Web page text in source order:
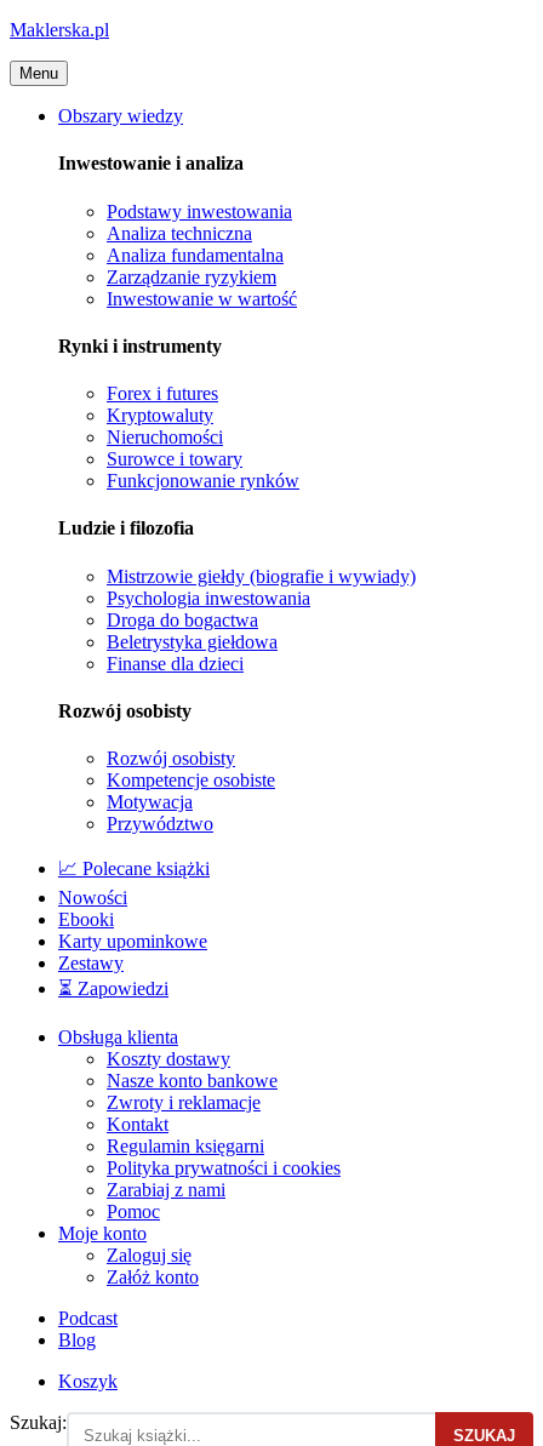
Maklerska.pl
Menu
Obszary wiedzy
Inwestowanie i analiza
Podstawy inwestowania
Analiza techniczna
Analiza fundamentalna
Zarządzanie ryzykiem
Inwestowanie w wartość
Rynki i instrumenty
Forex i futures
Kryptowaluty
Nieruchomości
Surowce i towary
Funkcjonowanie rynków
Ludzie i filozofia
Mistrzowie giełdy (biografie i wywiady)
Psychologia inwestowania
Droga do bogactwa
Beletrystyka giełdowa
Finanse dla dzieci
Rozwój osobisty
Rozwój osobisty
Kompetencje osobiste
Motywacja
Przywództwo
📈 Polecane książki
Nowości
Ebooki
Karty upominkowe
Zestawy
⏳ Zapowiedzi
Obsługa klienta
Koszty dostawy
Nasze konto bankowe
Zwroty i reklamacje
Kontakt
Regulamin księgarni
Polityka prywatności i cookies
Zarabiaj z nami
Pomoc
Moje konto
Zaloguj się
Załóż konto
Podcast
Blog
Koszyk
Szukaj:
SZUKAJ